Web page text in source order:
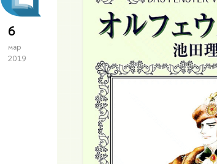
6
мар
2019